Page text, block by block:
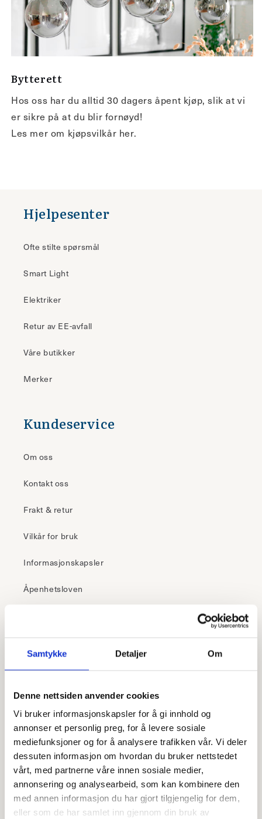
Samtykke Detaljer Om
Denne nettsiden anvender cookies
Vi bruker informasjonskapsler for å gi innhold og
annonser et personlig preg, for å levere sosiale
mediefunksjoner og for å analysere trafikken vår. Vi deler
dessuten informasjon om hvordan du bruker nettstedet
vårt, med partnerne våre innen sosiale medier,
annonsering og analysearbeid, som kan kombinere den
med annen informasjon du har gjort tilgjengelig for dem,
eller som de har samlet inn gjennom din bruk av
Bytterett
Hos oss har du alltid 30 dagers åpent kjøp, slik at vi
er sikre på at du blir fornøyd!
Les mer om kjøpsvilkår her.
Hjelpesenter
Ofte stilte spørsmål
Smart Light
Elektriker
Retur av EE-avfall
Våre butikker
Merker
Kundeservice
Om oss
Kontakt oss
Frakt & retur
Vilkår for bruk
Informasjonskapsler
Åpenhetsloven
Klikk & hent
Frakt fra 99,-
Fri retur i butikk
Rask levering– 1-5 virkedager
Meld deg på vårt nyhetsbrev!